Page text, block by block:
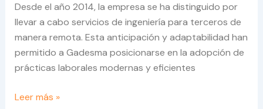
Desde el año 2014, la empresa se ha distinguido por
llevar a cabo servicios de ingeniería para terceros de
manera remota. Esta anticipación y adaptabilidad han
permitido a Gadesma posicionarse en la adopción de
prácticas laborales modernas y eficientes
Leer más »